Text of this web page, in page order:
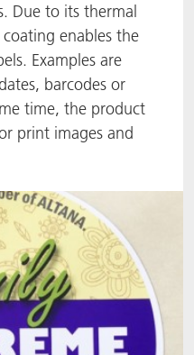
Due to its thermal
enables the
Examples are
barcodes or
time, the product
print images and